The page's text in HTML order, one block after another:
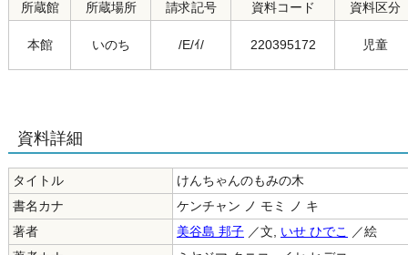
所蔵館 所蔵場所 請求記号 資料コード 資料区分
本館 いのち /E/ｲ/ 220395172 児童
資料詳細
タイトル
けんちゃんのもみの木
書名カナ
ケンチャン ノ モミ ノ キ
著者
美谷島 邦子 ／文, いせ ひでこ
／絵